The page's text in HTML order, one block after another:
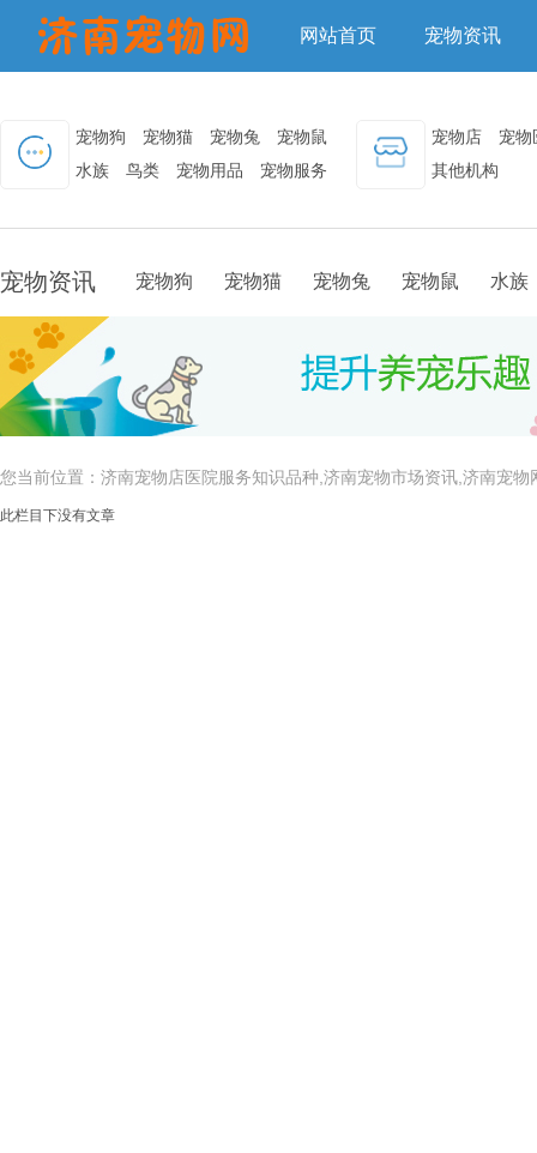
网站首页 宠物资讯
宠物狗 宠物猫 宠物兔
宠物鼠
水族
鸟类 宠物用品 宠物服务
宠物店
宠物
其他机构
宠物资讯 宠物狗 宠物猫 宠物兔 宠物鼠 水族
您当前位置： 济南宠物店医院服务知识品种,济南宠物市场资讯,济南宠物
此栏目下没有文章